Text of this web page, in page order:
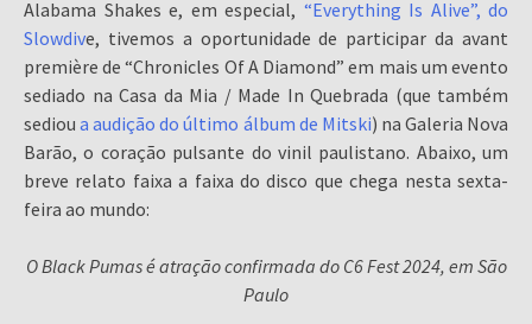
Alabama Shakes e, em especial, “Everything Is Alive”, do
Slowdive, tivemos a oportunidade de participar da avant
première de “Chronicles Of A Diamond” em mais um evento
sediado na Casa da Mia / Made In Quebrada (que também
sedioua audição do último álbum de Mitski) na Galeria Nova
Barão, o coração pulsante do vinil paulistano. Abaixo, um
breve relato faixa a faixa do disco que chega nesta sexta-
feira ao mundo:
O Black Pumas é atração confirmada do C6 Fest 2024, em São
Paulo